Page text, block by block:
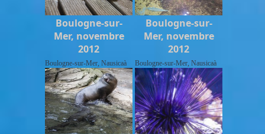
Boulogne-sur-
Mer, novembre
2012
Boulogne-sur-Mer, Nausicaà
Boulogne-sur-
Mer, novembre
2012
Boulogne-sur-Mer, Nausicaà